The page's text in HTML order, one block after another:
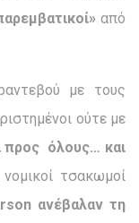
από
με τους
ούτε με
προς όλους… και
τσακωμοί
ανέβαλαν τη